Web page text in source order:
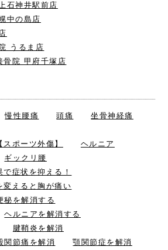
石神井駅前店
中の島店
うるま店
骨院 甲府千塚店
慢性腰痛 頭痛
坐骨神経痛
ポーツ外傷】
ヘルニア
ギックリ腰
で症状を抑える！
変えると胸が痛い
秘を解消する
ヘルニアを解消する
腱鞘炎を解消
関節痛を解消
顎関節症を解消